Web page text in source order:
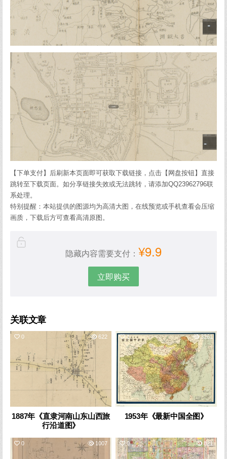
【下单支付】后刷新本页面即可获取下载链接，点击【网盘按钮】直接
跳转至下载页面。如分享链接失效或无法跳转，请添加QQ23962796联
系处理。
特别提醒：本站提供的图源均为高清大图，在线预览或手机查看会压缩
画质，下载后方可查看高清原图。
隐藏内容需要支付： ¥9.9
立即购买
关联文章
0 622
1887年《直隶河南山东山西旅
行沿道图》
1 3261
1953年《最新中国全图》
0 1007 0 821